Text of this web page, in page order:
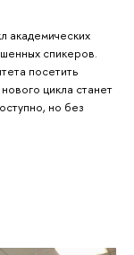
академических
спикеров.
посетить
цикла станет
но без